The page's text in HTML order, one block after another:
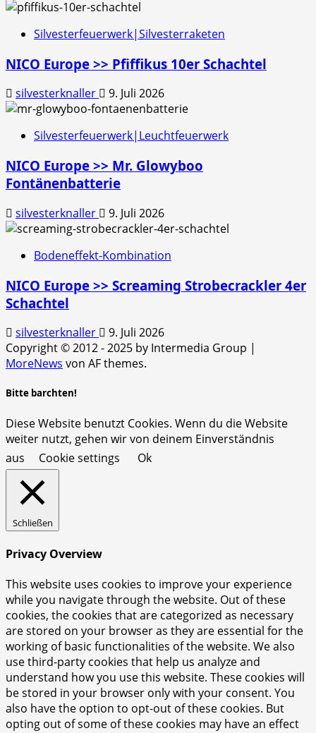
Silvesterfeuerwerk|Silvesterraketen
NICO Europe >> Pfiffikus 10er Schachtel
silvesterknaller 9. Juli 2026
Silvesterfeuerwerk|Leuchtfeuerwerk
NICO Europe >> Mr. Glowyboo
Fontänenbatterie
silvesterknaller 9. Juli 2026
Bodeneffekt-Kombination
NICO Europe >> Screaming Strobecrackler 4er
Schachtel
silvesterknaller
9. Juli 2026
Copyright © 2012 - 2025 by Intermedia Group |
MoreNews von AF themes.
Bitte barchten!
Diese Website benutzt Cookies. Wenn du die Website
weiter nutzt, gehen wir von deinem Einverständnis
aus
Cookie settings Ok
Schließen
Privacy Overview
This website uses cookies to improve your experience
while you navigate through the website. Out of these
cookies, the cookies that are categorized as necessary
are stored on your browser as they are essential for the
working of basic functionalities of the website. We also
use third-party cookies that help us analyze and
understand how you use this website. These cookies will
be stored in your browser only with your consent. You
also have the option to opt-out of these cookies. But
opting out of some of these cookies may have an effect